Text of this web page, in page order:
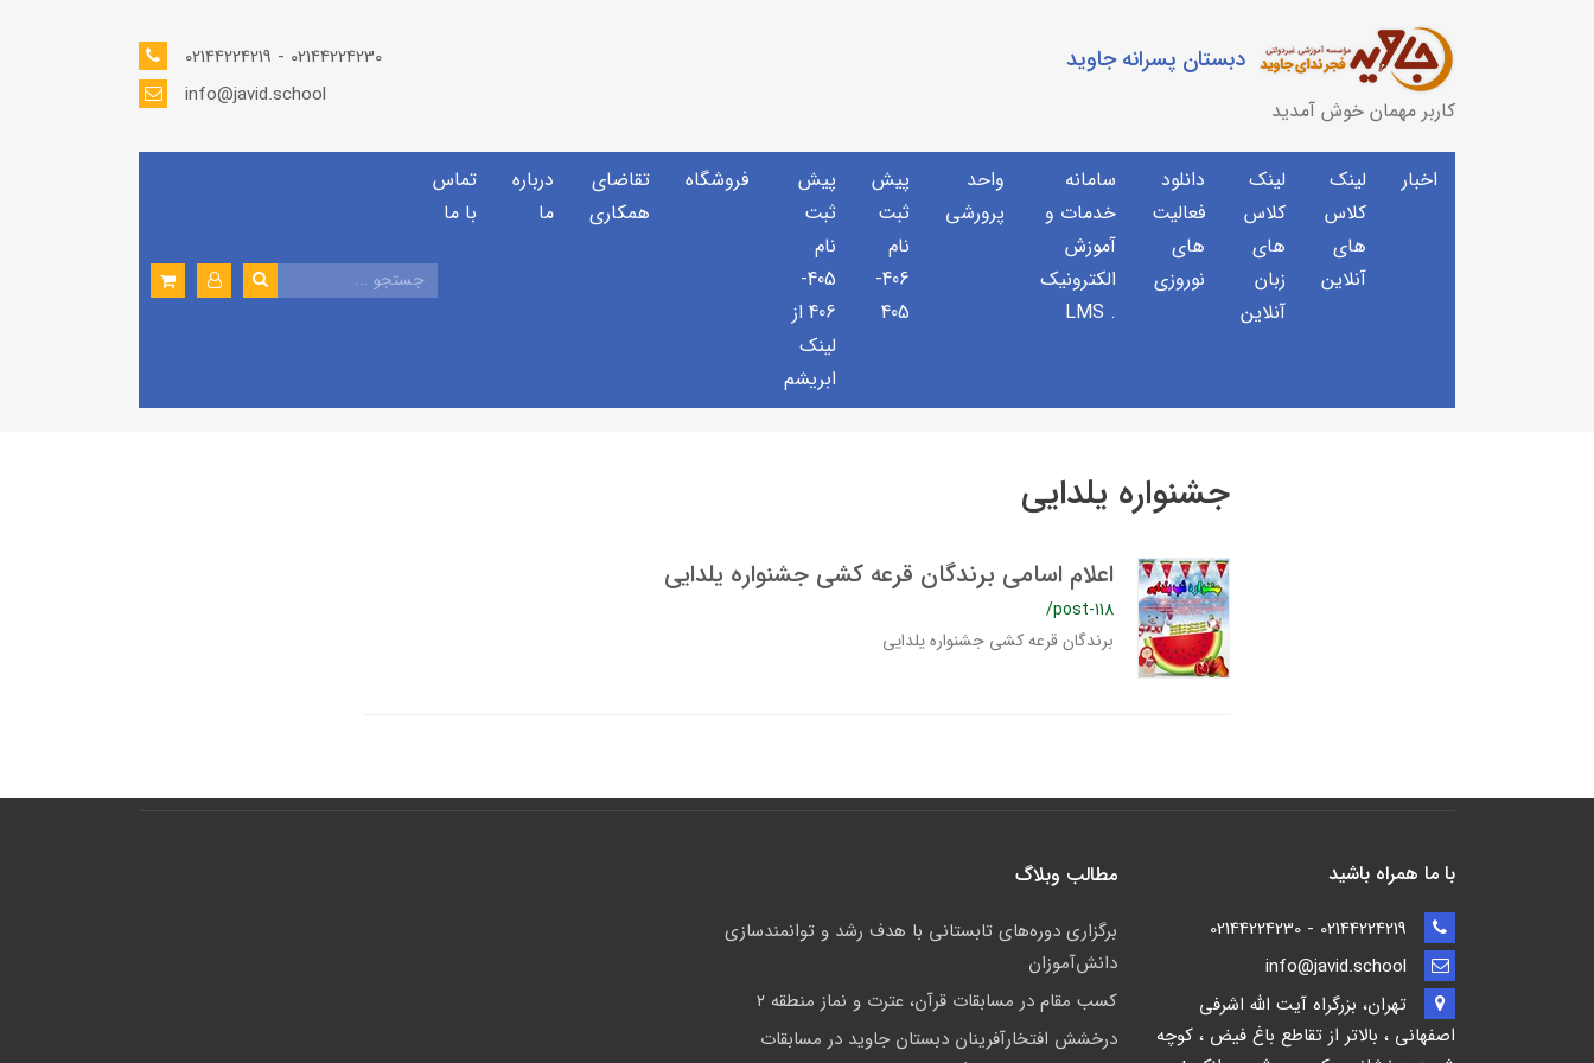
دبستان پسرانه جاوید
کاربر مهمان خوش آمدید
02144224219 - 02144224230
info@javid.school
اخبار
لینک
کلاس
های
آنلاین
لینک
کلاس
های
زبان
آنلاین
دانلود
فعالیت
های
نوروزی
سامانه
خدمات و
آموزش
الکترونیک
. LMS
واحد
پرورشی
پیش
ثبت
نام
406-
405
پیش
ثبت
نام
405-
406 از
لینک
ابریشم
فروشگاه
تقاضای
همکاری
درباره
ما
تماس
با ما
جشنواره یلدایی
اعلام اسامی برندگان قرعه کشی جشنواره یلدایی
/post-118
برندگان قرعه کشی جشنواره یلدایی
با ما همراه باشید
تهران، بزرگراه آیت الله اشرفی
اصفهانی ، بالاتر از تقاطع باغ فیض ، کوچه
مطالب وبلاگ
برگزاری دوره‌های تابستانی با هدف رشد و توانمندسازی
دانش‌آموزان
کسب مقام در مسابقات قرآن، عترت و نماز منطقه ۲
درخشش افتخارآفرینان دبستان جاوید در مسابقات